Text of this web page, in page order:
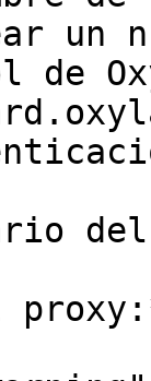
un
de
del